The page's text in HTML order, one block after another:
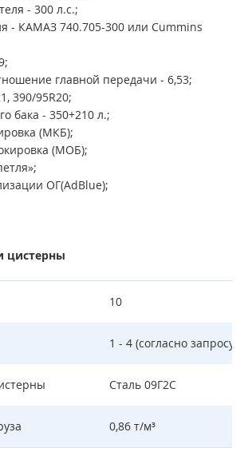
- 300 л.с.;
- КАМАЗ 740.705-300 или Cummins
главной передачи - 6,53;
390/95R20;
бака - 350+210 л.;
(МКБ);
(МОБ);
ОГ(AdBlue);
цистерны
10
1 - 4 (согласно запросу)
Сталь 09Г2С
0,86 т/м³